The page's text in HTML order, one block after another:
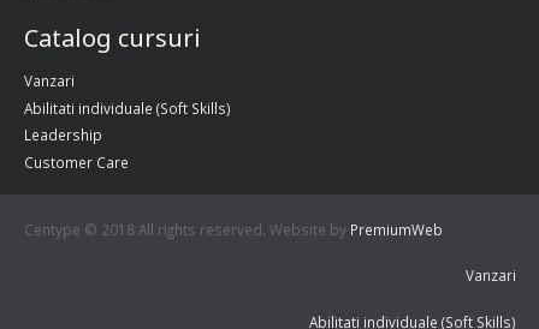
Catalog cursuri
Vanzari
Abilitati individuale (Soft Skills)
Leadership
Customer Care
Centype © 2018 All rights reserved. Website by PremiumWeb
Vanzari
Abilitati individuale (Soft Skills)